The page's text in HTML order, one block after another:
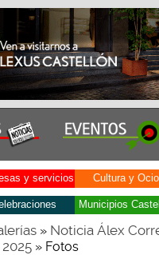
y servicios Cultura y Ocio
Municipios
» Noticia Álex
» Fotos